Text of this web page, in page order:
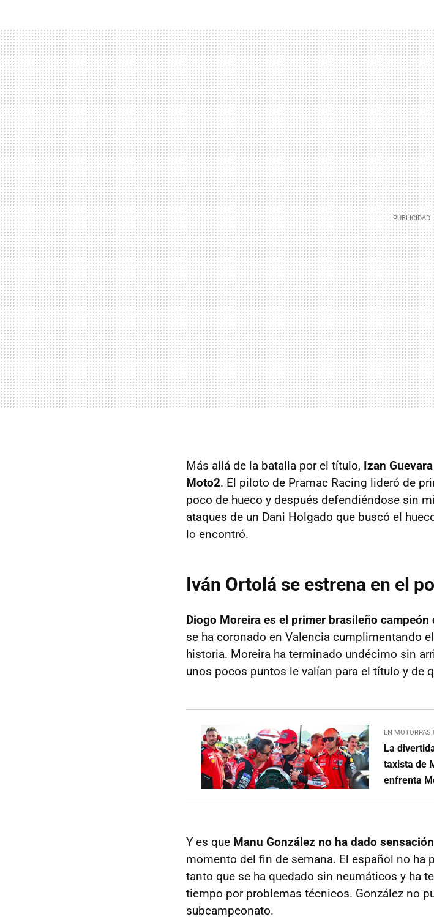
Más allá de la batalla por el título, Izan
Moto2. El piloto de Pramac Racing lideró de
poco de hueco y después defendiéndose sin
ataques de un Dani Holgado que buscó el
lo encontró.
Iván Ortolá se estrena en el
Diogo Moreira es el primer brasileño
se ha coronado en Valencia cumplimentando
historia. Moreira ha terminado undécimo sin
unos pocos puntos le valían para el título y de
EN
La
taxista de
enfrenta
Y es que Manu González no ha dado
momento del fin de semana. El español no ha
tanto que se ha quedado sin neumáticos y ha
tiempo por problemas técnicos. González no
subcampeonato.